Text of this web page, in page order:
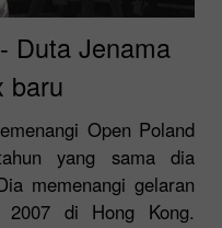
Duta Jenama
baru
Open Poland
yang sama dia
memenangi gelaran
2007 di Hong Kong.